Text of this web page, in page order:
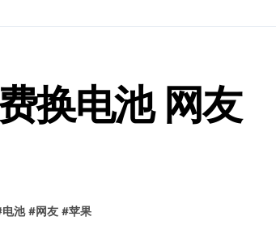
战
换电池 网友
电池 #网友 #苹果